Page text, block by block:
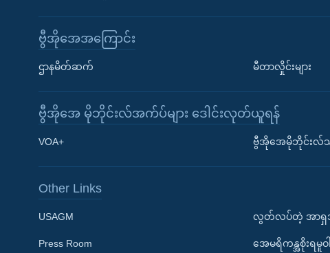
Learning English
ဘာသာစကားများ
ဗွီအိုအေအကြောင်း
ဌာနမိတ်ဆက် မီတာလှိုင်းများ
ဗွီအိုအေ မိုဘိုင်းလ်အက်ပ်များ ဒေါင်းလုတ်ယူရန်
VOA+ ဗွီအိုအေမိုဘိုင်းလ်
Other Links
USAGM
Press Room
လွတ်လပ်တဲ့ အာရှ
အေမရိကန္အစိုးရမူ